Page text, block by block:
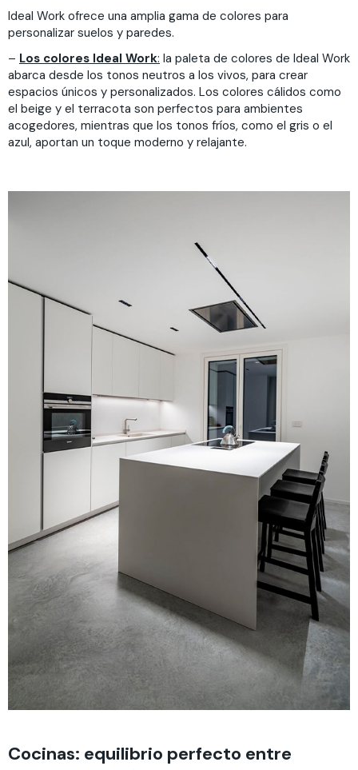
Ideal Work ofrece una amplia gama de colores para
personalizar suelos y paredes.
– Los colores Ideal Work: la paleta de colores de Ideal Work
abarca desde los tonos neutros a los vivos, para crear
espacios únicos y personalizados. Los colores cálidos como
el beige y el terracota son perfectos para ambientes
acogedores, mientras que los tonos fríos, como el gris o el
azul, aportan un toque moderno y relajante.
Cocinas: equilibrio perfecto entre